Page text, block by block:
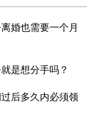
婚也需要一个月
是想分手吗？
后多久内必须领